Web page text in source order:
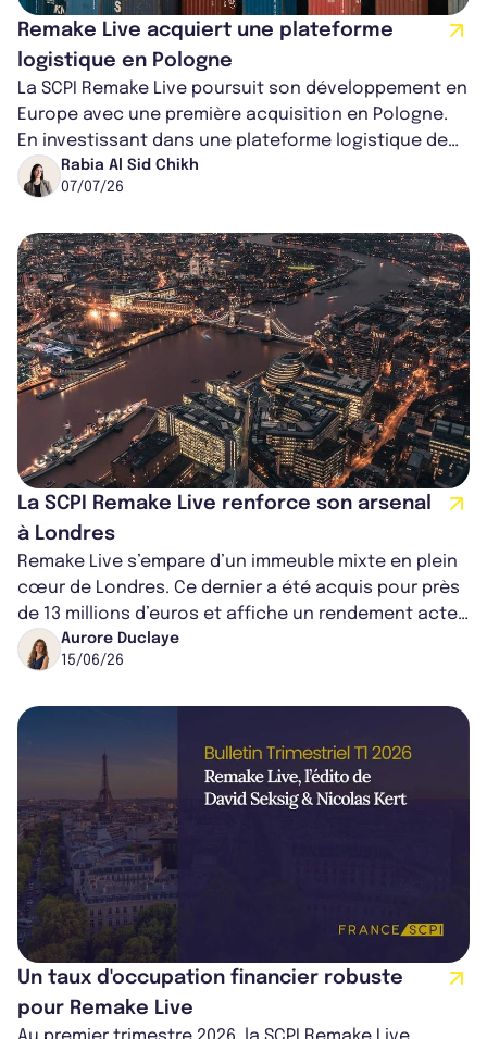
Remake Live acquiert une plateforme
logistique en Pologne
La SCPI Remake Live poursuit son développement en
Europe avec une première acquisition en Pologne.
En investissant dans une plateforme logistique de
dernière génération, louée pour...
Rabia Al Sid Chikh
07/07/26
La SCPI Remake Live renforce son arsenal
à Londres
Remake Live s’empare d’un immeuble mixte en plein
cœur de Londres. Ce dernier a été acquis pour près
de 13 millions d’euros et affiche un rendement acte
en main supérieur à 9%.
Aurore Duclaye
15/06/26
Un taux d'occupation financier robuste
pour Remake Live